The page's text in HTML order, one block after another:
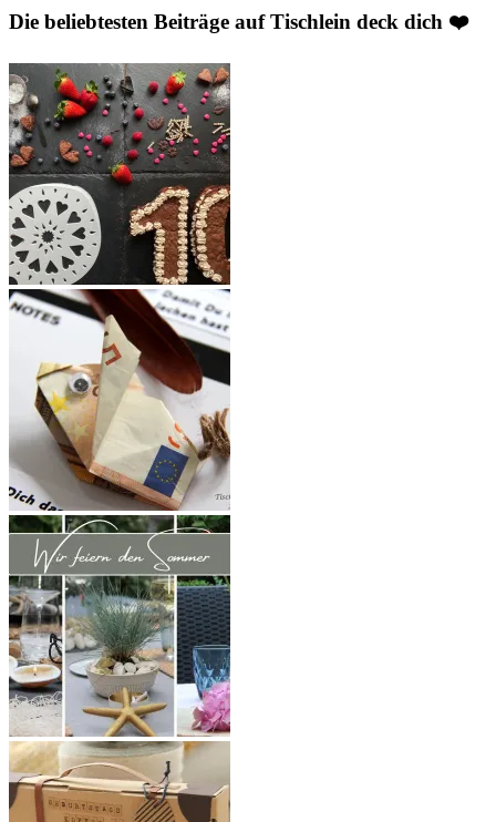
Die beliebtesten Beiträge auf Tischlein deck dich ❤️